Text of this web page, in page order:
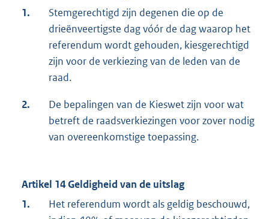
1.
Stemgerechtigd zijn degenen die op de
drieënveertigste dag vóór de dag waarop het
referendum wordt gehouden, kiesgerechtigd
zijn voor de verkiezing van de leden van de
raad.
2.
De bepalingen van de Kieswet zijn voor wat
betreft de raadsverkiezingen voor zover nodig
van overeenkomstige toepassing.
Artikel 14 Geldigheid van de uitslag
1.
Het referendum wordt als geldig beschouwd,